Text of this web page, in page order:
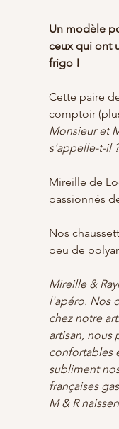
Un modèle
ceux qui ont
frigo !
Cette paire
comptoir
Monsieur et
s'appelle-t-il ?
Mireille de
passionnés
Nos
peu de
Mireille &
l'apéro. Nos
chez notre
artisan, nous
confortables
subliment
françaises
M & R